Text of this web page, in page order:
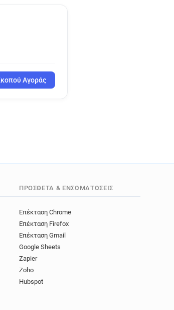
Αγοράς
ΠΡΌΣΘΕΤΑ & ΕΝΣΩΜΑΤΏΣΕΙΣ
Επέκταση Chrome
Επέκταση Firefox
Επέκταση Gmail
Google Sheets
Zapier
Zoho
Hubspot